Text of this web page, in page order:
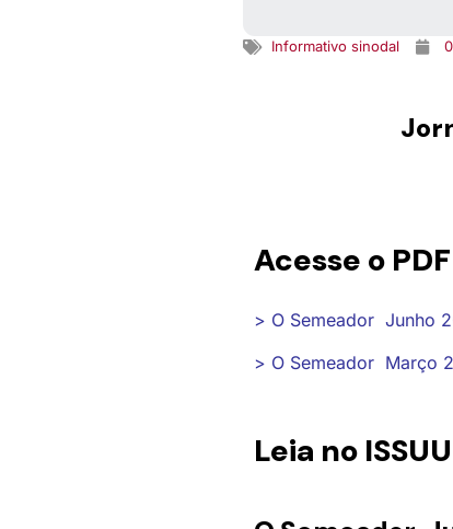
Informativo sinodal
Acesse o PDF
> O Semeador Junho
> O Semeador Março
Leia no ISSUU